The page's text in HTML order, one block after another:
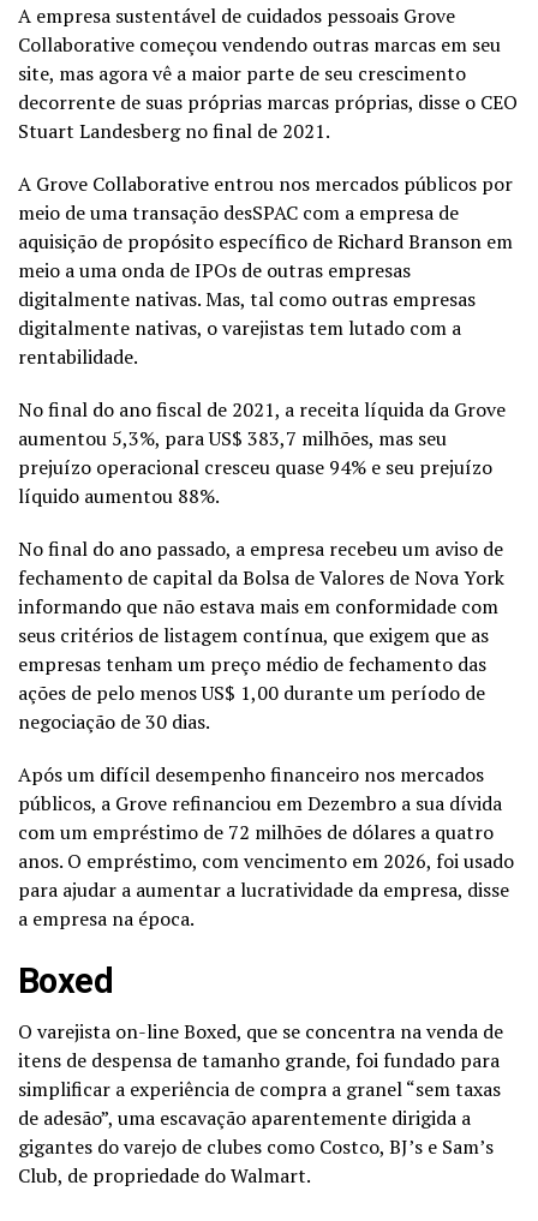
A empresa sustentável de cuidados pessoais Grove
Collaborative começou vendendo outras marcas em seu
site, mas agora vê a maior parte de seu crescimento
decorrente de suas próprias marcas próprias, disse o CEO
Stuart Landesberg no final de 2021.
A Grove Collaborative entrou nos mercados públicos por
meio de uma transação desSPAC com a empresa de
aquisição de propósito específico de Richard Branson em
meio a uma onda de IPOs de outras empresas
digitalmente nativas. Mas, tal como outras empresas
digitalmente nativas, o varejistas tem lutado com a
rentabilidade.
No final do ano fiscal de 2021, a receita líquida da Grove
aumentou 5,3%, para US$ 383,7 milhões, mas seu
prejuízo operacional cresceu quase 94% e seu prejuízo
líquido aumentou 88%.
No final do ano passado, a empresa recebeu um aviso de
fechamento de capital da Bolsa de Valores de Nova York
informando que não estava mais em conformidade com
seus critérios de listagem contínua, que exigem que as
empresas tenham um preço médio de fechamento das
ações de pelo menos US$ 1,00 durante um período de
negociação de 30 dias.
Após um difícil desempenho financeiro nos mercados
públicos, a Grove refinanciou em Dezembro a sua dívida
com um empréstimo de 72 milhões de dólares a quatro
anos. O empréstimo, com vencimento em 2026, foi usado
para ajudar a aumentar a lucratividade da empresa, disse
a empresa na época.
Boxed
O varejista on-line Boxed, que se concentra na venda de
itens de despensa de tamanho grande, foi fundado para
simplificar a experiência de compra a granel “sem taxas
de adesão”, uma escavação aparentemente dirigida a
gigantes do varejo de clubes como Costco, BJ’s e Sam’s
Club, de propriedade do Walmart.